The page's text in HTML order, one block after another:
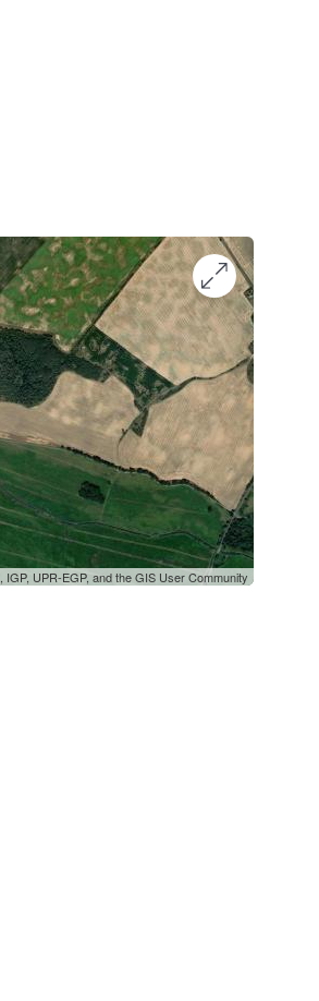
UPR-EGP, and the GIS User Community